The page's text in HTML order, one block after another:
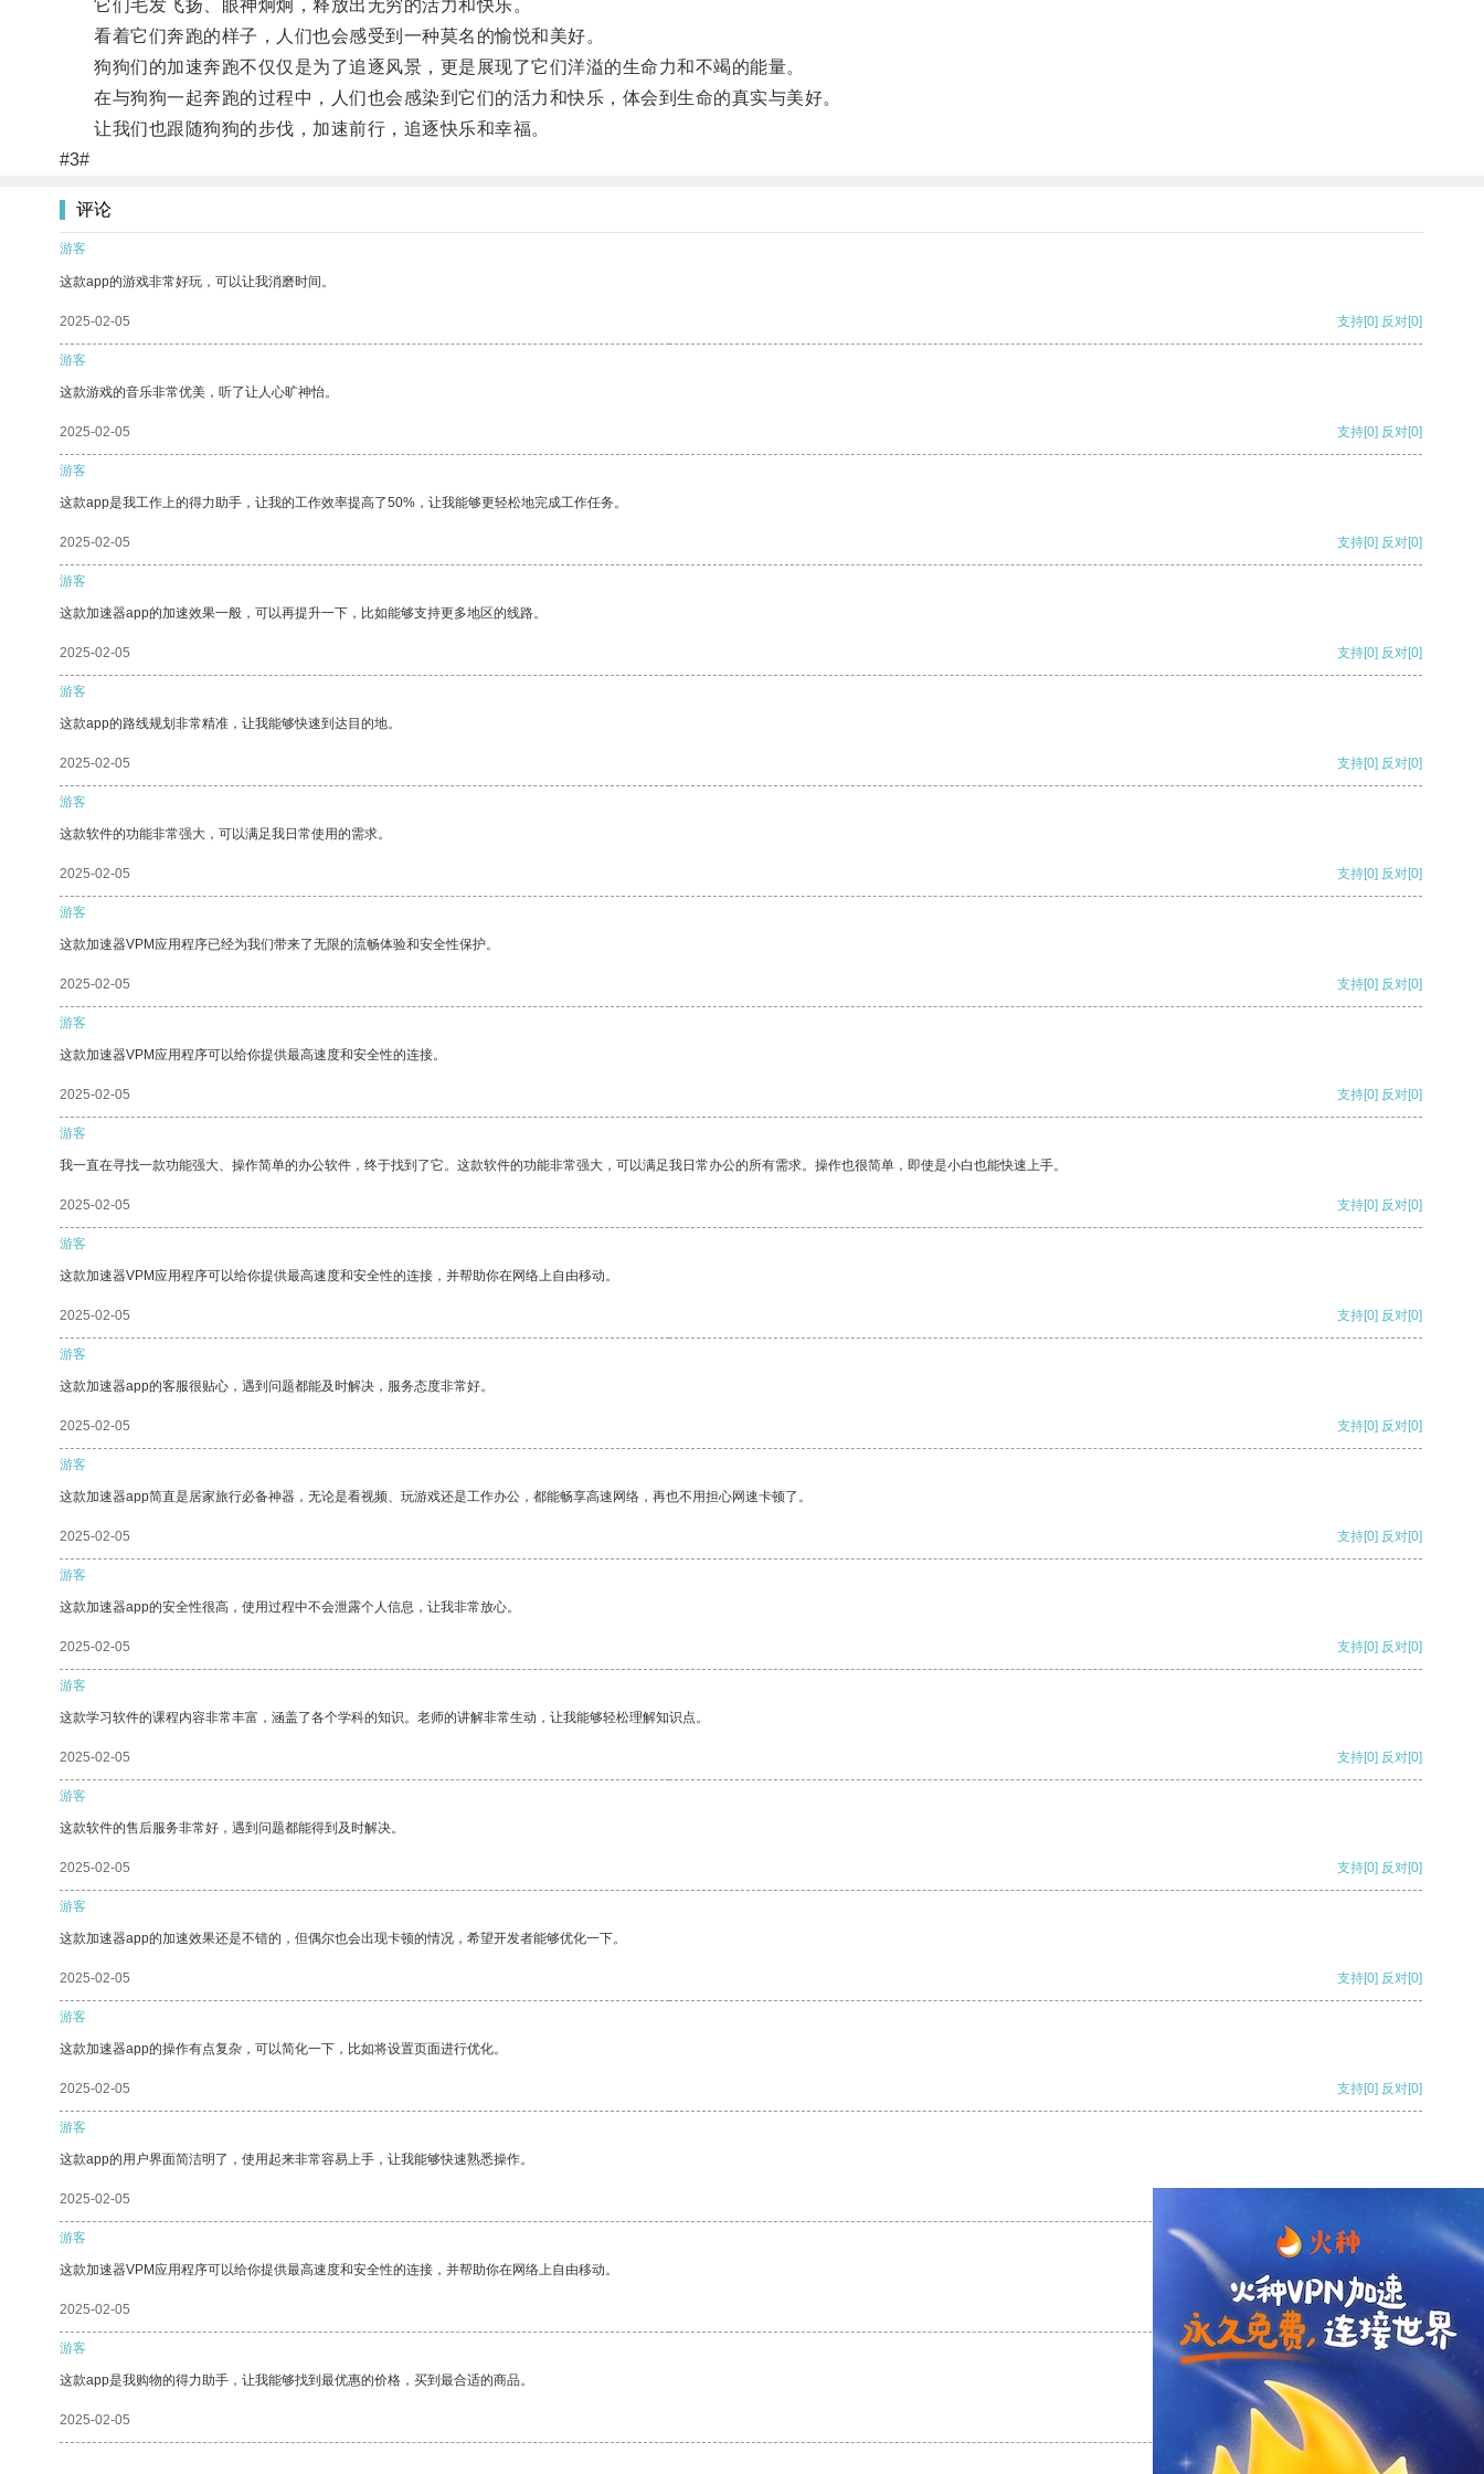
它们毛发飞扬、眼神炯炯，释放出无穷的活力和快乐。
看着它们奔跑的样子，人们也会感受到一种莫名的愉悦和美好。
狗狗们的加速奔跑不仅仅是为了追逐风景，更是展现了它们洋溢的生命力和不竭的能量。
在与狗狗一起奔跑的过程中，人们也会感染到它们的活力和快乐，体会到生命的真实与美好。
让我们也跟随狗狗的步伐，加速前行，追逐快乐和幸福。
#3#
评论
游客
这款app的游戏非常好玩，可以让我消磨时间。
2025-02-05 支持[0] 反对[0]
游客
这款游戏的音乐非常优美，听了让人心旷神怡。
2025-02-05 支持[0] 反对[0]
游客
这款app是我工作上的得力助手，让我的工作效率提高了50%，让我能够更轻松地完成工作任务。
2025-02-05 支持[0] 反对[0]
游客
这款加速器app的加速效果一般，可以再提升一下，比如能够支持更多地区的线路。
2025-02-05 支持[0] 反对[0]
游客
这款app的路线规划非常精准，让我能够快速到达目的地。
2025-02-05 支持[0] 反对[0]
游客
这款软件的功能非常强大，可以满足我日常使用的需求。
2025-02-05 支持[0] 反对[0]
游客
这款加速器VPM应用程序已经为我们带来了无限的流畅体验和安全性保护。
2025-02-05 支持[0] 反对[0]
游客
这款加速器VPM应用程序可以给你提供最高速度和安全性的连接。
2025-02-05 支持[0] 反对[0]
游客
我一直在寻找一款功能强大、操作简单的办公软件，终于找到了它。这款软件的功能非常强大，可以满足我日常办公的所有需求。操作也很简单，即使是小白也能快速上手。
2025-02-05 支持[0] 反对[0]
游客
这款加速器VPM应用程序可以给你提供最高速度和安全性的连接，并帮助你在网络上自由移动。
2025-02-05 支持[0] 反对[0]
游客
这款加速器app的客服很贴心，遇到问题都能及时解决，服务态度非常好。
2025-02-05 支持[0] 反对[0]
游客
这款加速器app简直是居家旅行必备神器，无论是看视频、玩游戏还是工作办公，都能畅享高速网络，再也不用担心网速卡顿了。
2025-02-05 支持[0] 反对[0]
游客
这款加速器app的安全性很高，使用过程中不会泄露个人信息，让我非常放心。
2025-02-05 支持[0] 反对[0]
游客
这款学习软件的课程内容非常丰富，涵盖了各个学科的知识。老师的讲解非常生动，让我能够轻松理解知识点。
2025-02-05 支持[0] 反对[0]
游客
这款软件的售后服务非常好，遇到问题都能得到及时解决。
2025-02-05 支持[0] 反对[0]
游客
这款加速器app的加速效果还是不错的，但偶尔也会出现卡顿的情况，希望开发者能够优化一下。
2025-02-05 支持[0] 反对[0]
游客
这款加速器app的操作有点复杂，可以简化一下，比如将设置页面进行优化。
2025-02-05 支持[0] 反对[0]
游客
这款app的用户界面简洁明了，使用起来非常容易上手，让我能够快速熟悉操作。
2025-02-05
游客
这款加速器VPM应用程序可以给你提供最高速度和安全性的连接，并帮助你在网络上自由移动。
2025-02-05 支持 [0] 反对 [0]
游客
这款app是我购物的得力助手，让我能够找到最优惠的价格，买到最合适的商品。
2025-02-05 支持